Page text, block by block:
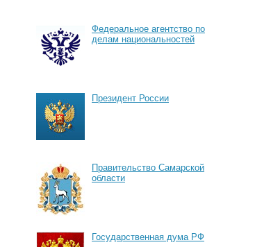
Федеральное агентство по
делам национальностей
Президент России
Правительство Самарской
области
Государственная дума РФ